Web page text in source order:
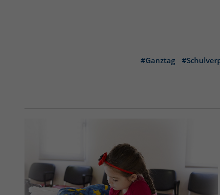
#Ganztag